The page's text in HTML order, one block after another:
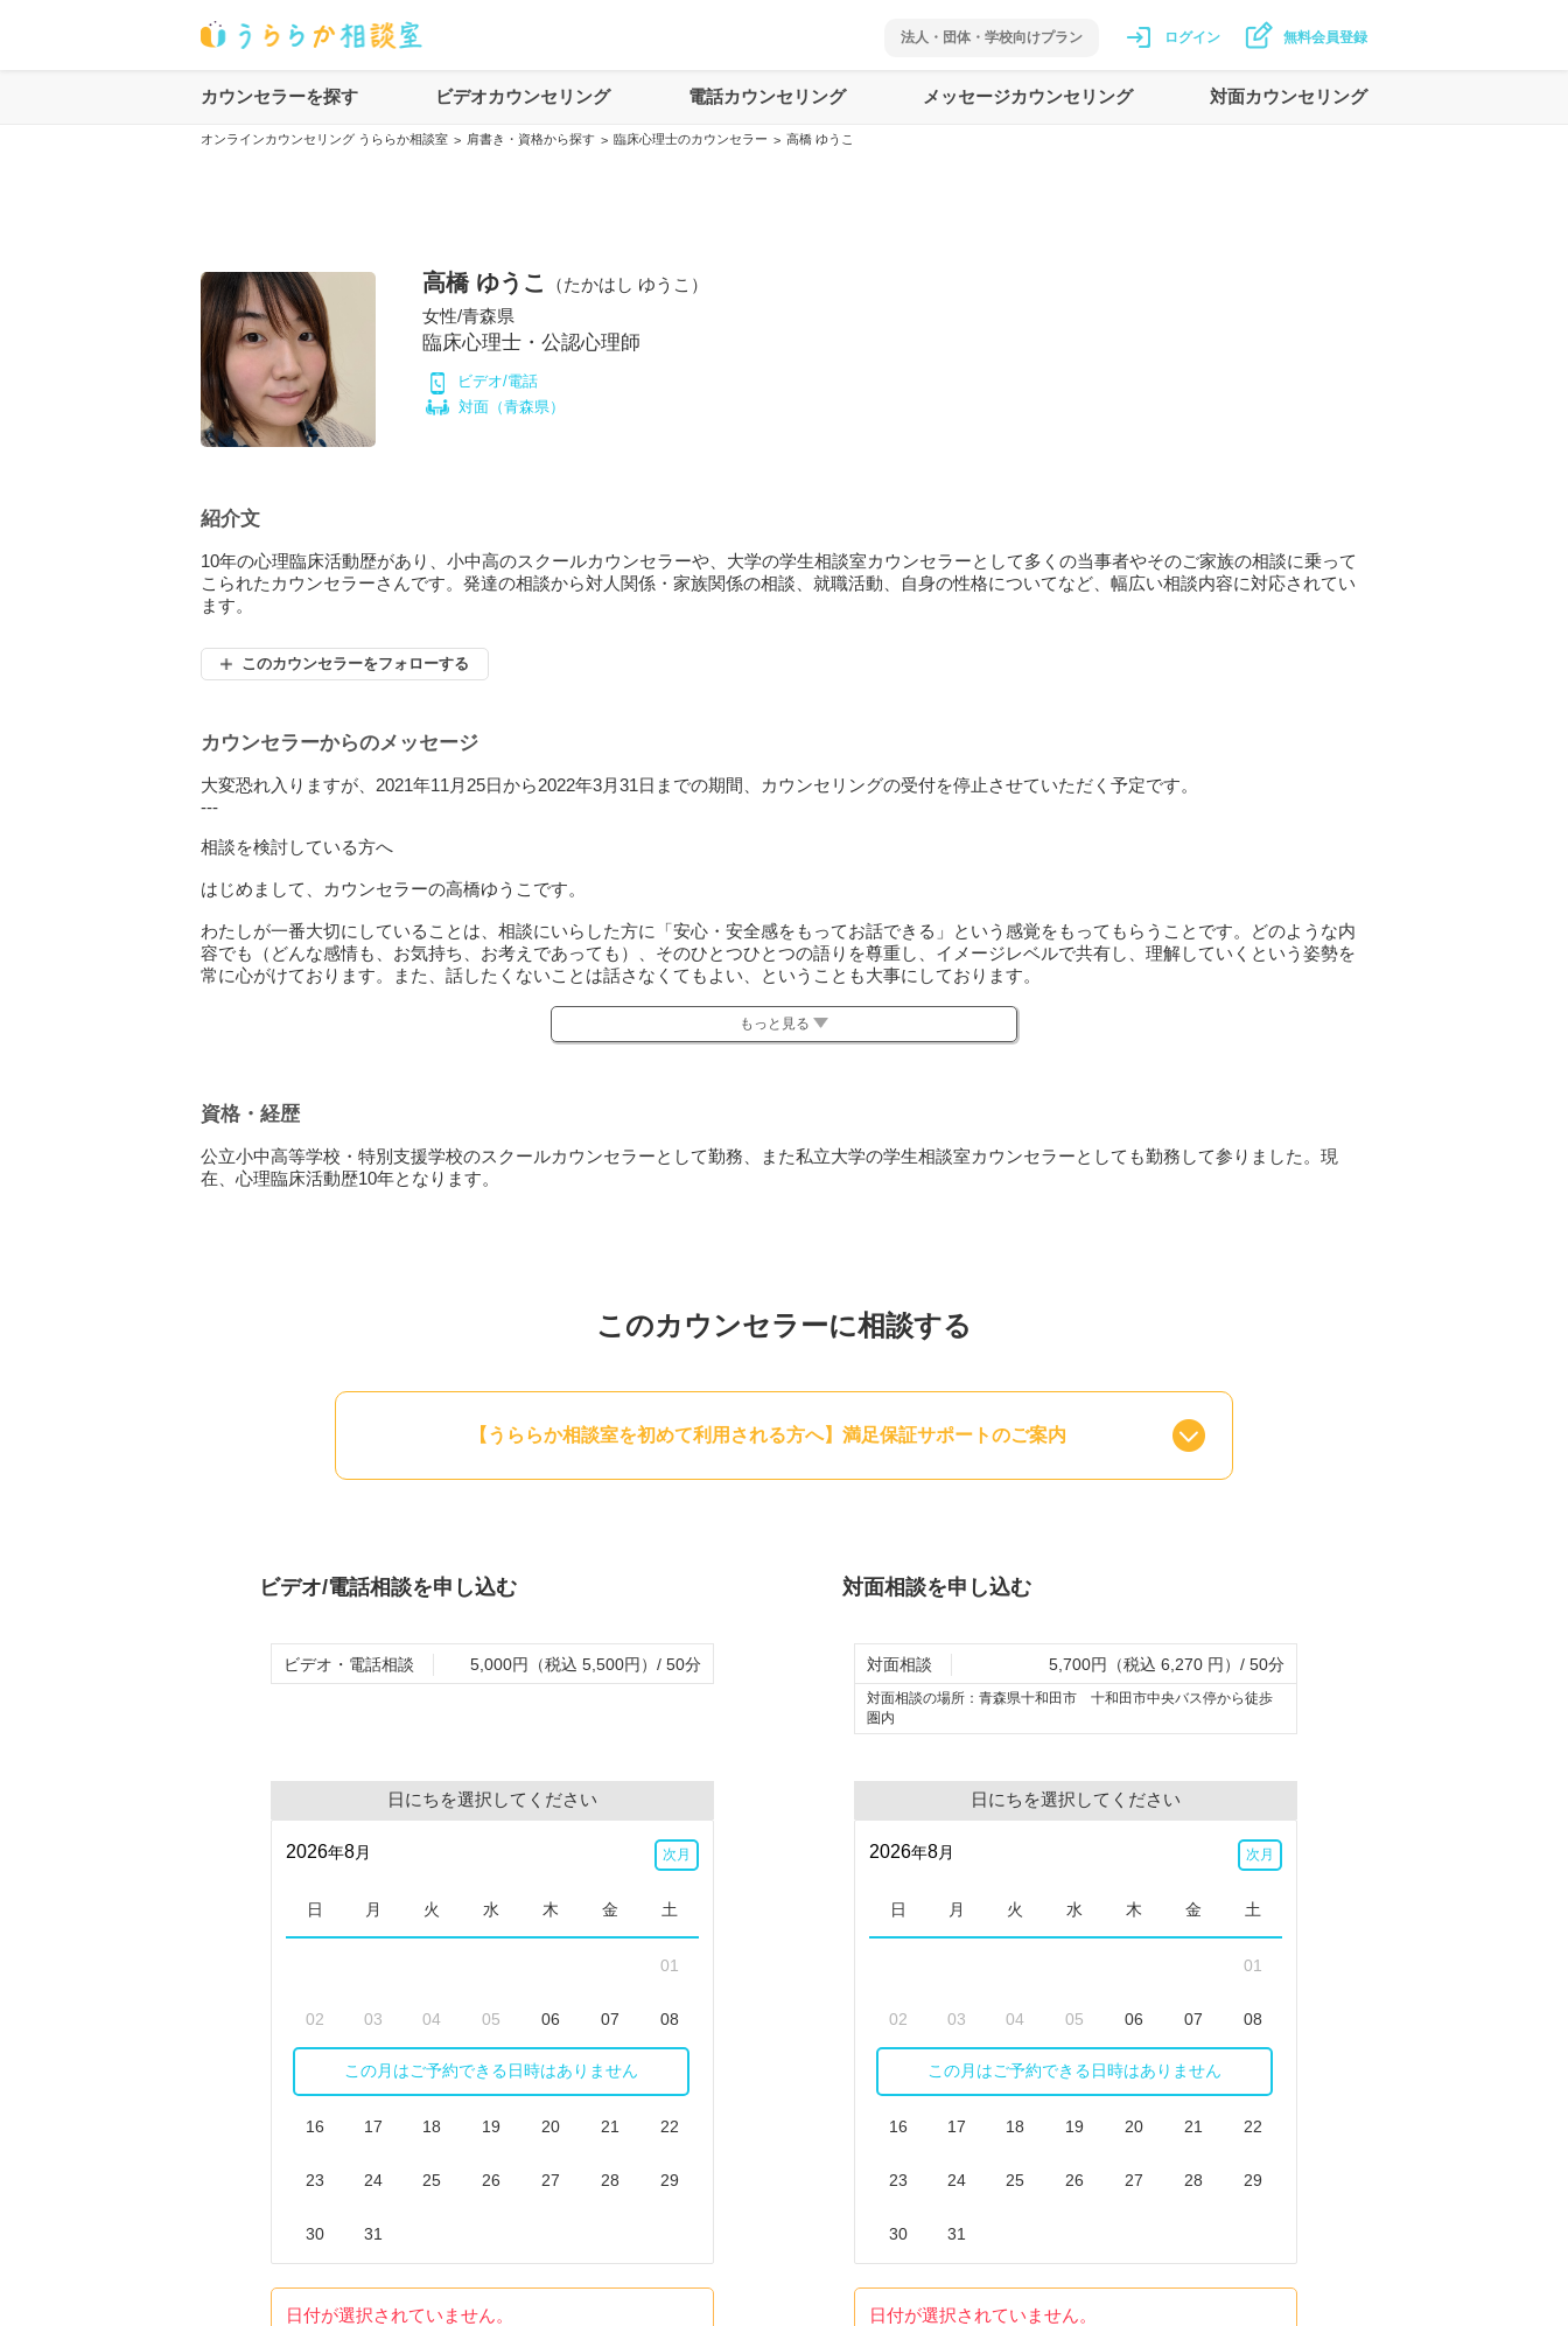
法人・団体・学校向けプラン ログイン 無料会員登録
カウンセラーを探す ビデオカウンセリング 電話カウンセリング メッセージカウンセリング 対面カウンセリング
オンラインカウンセリング うららか相談室 > 肩書き・資格から探す > 臨床心理士のカウンセラー > 高橋 ゆうこ
高橋 ゆうこ （たかはし ゆうこ ）
女性/青森県
臨床心理士・公認心理師
ビデオ/電話
対面（青森県）
紹介文
10年の心理臨床活動歴があり、小中高のスクールカウンセラーや、大学の学生相談室カウンセラーとして多くの当事者やそのご家族の相談に乗って
こられたカウンセラーさんです。発達の相談から対人関係・家族関係の相談、就職活動、自身の性格についてなど、幅広い相談内容に対応されてい
ます。
このカウンセラーをフォローする
カウンセラーからのメッセージ
大変恐れ入りますが、2021年11月25日から2022年3月31日までの期間、カウンセリングの受付を停止させていただく予定です。
---
相談を検討している方へ
はじめまして、カウンセラーの高橋ゆうこです。
わたしが一番大切にしていることは、相談にいらした方に「安心・安全感をもってお話できる」という感覚をもってもらうことです。どのような内
容でも（どんな感情も、お気持ち、お考えであっても）、そのひとつひとつの語りを尊重し、イメージレベルで共有し、理解していくという姿勢を
常に心がけております。また、話したくないことは話さなくてもよい、ということも大事にしております。
・ご自身だけでは処理しきれない気持ちに苦しんでおられる方
・お仕事や学業での困難や悩みを抱えておられる方
・体の不調があり、心が関係していると思われる方 等々・・・
さまざまなご相談お待ちしております。
人間は十人十色、体質、気質、ものの見方や考え方、感じ方もそれぞれ違いがあるように、解決する方法や乗り越え方、回復の方法もさまざまある
もっと見る
資格・経歴
公立小中高等学校・特別支援学校のスクールカウンセラーとして勤務、また私立大学の学生相談室カウンセラーとしても勤務して参りました。現
在、心理臨床活動歴10年となります。
このカウンセラーに相談する
【うららか相談室を初めて利用される方へ】満足保証サポートのご案内
ビデオ/電話相談を申し込む
ビデオ・電話相談 5,000円（税込 5,500円）/ 50分
日にちを選択してください
2026年8月 次月
日 月 火 水 木 金 土
01
02 03 04 05 06 07 08
10 11 12 13 14
16 17 18 19 20 21 22
23 24 25 26 27 28 29
30 31
この月はご予約できる日時はありません
日付が選択されていません。
対面相談を申し込む
対面相談 5,700円（税込 6,270 円）/ 50分
対面相談の場所： 青森県十和田市 十和田市中央バス停から徒歩
圏内
日にちを選択してください
2026年8月 次月
日 月 火 水 木 金 土
01
02 03 04 05 06 07 08
10 11 12 13 14
16 17 18 19 20 21 22
23 24 25 26 27 28 29
30 31
この月はご予約できる日時はありません
日付が選択されていません。